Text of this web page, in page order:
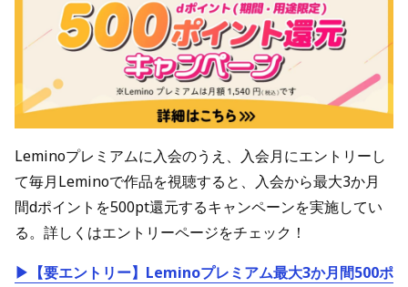
Leminoプレミアムに入会のうえ、入会月にエントリーし
て毎月Leminoで作品を視聴すると、入会から最大3か月
間dポイントを500pt還元するキャンペーンを実施してい
る。詳しくはエントリーページをチェック！
▶【要エントリー】Leminoプレミアム最大3か月間500ポ